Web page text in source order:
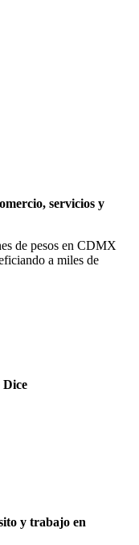
servicios y
de pesos en CDMX
a miles de
Dice
y trabajo en